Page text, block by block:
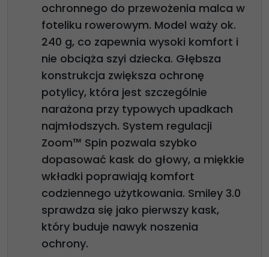
ochronnego do przewożenia malca w
foteliku rowerowym. Model waży ok.
240 g, co zapewnia wysoki komfort i
nie obciąża szyi dziecka. Głębsza
konstrukcja zwiększa ochronę
potylicy, która jest szczególnie
narażona przy typowych upadkach
najmłodszych. System regulacji
Zoom™ Spin pozwala szybko
dopasować kask do głowy, a miękkie
wkładki poprawiają komfort
codziennego użytkowania. Smiley 3.0
sprawdza się jako pierwszy kask,
który buduje nawyk noszenia
ochrony.